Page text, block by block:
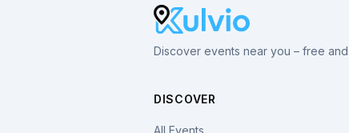
Discover events near you – free
DISCOVER